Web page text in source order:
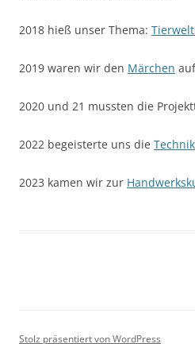
2018 hieß unser Thema:
2019 waren wir den Märchen
2020 und 21 mussten die
2022 begeisterte uns die Technik
2023 kamen wir zur
Stolz präsentiert von WordPress